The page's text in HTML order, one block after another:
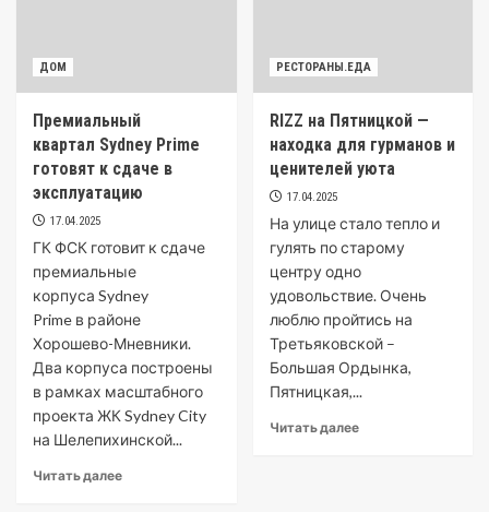
ДОМ
Премиальный
квартал Sydney Prime
готовят к сдаче в
эксплуатацию
17.04.2025
ГК ФСК готовит к сдаче
премиальные
корпуса Sydney
Prime в районе
Хорошево-Мневники.
Два корпуса построены
в рамках масштабного
проекта ЖК Sydney City
на Шелепихинской...
Читать далее
РЕСТОРАНЫ.ЕДА
RIZZ на Пятницкой —
находка для гурманов и
ценителей уюта
17.04.2025
На улице стало тепло и
гулять по старому
центру одно
удовольствие. Очень
люблю пройтись на
Третьяковской –
Большая Ордынка,
Пятницкая,...
Читать далее